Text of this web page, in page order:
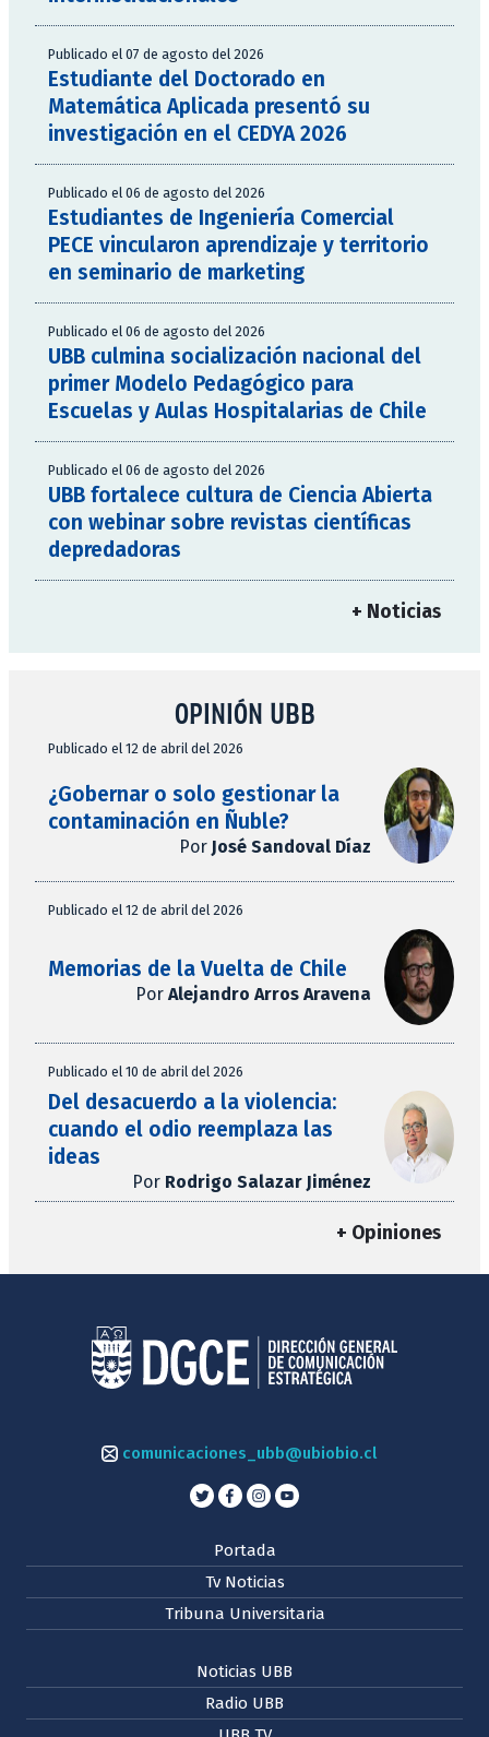
Publicado el 07 de agosto del 2026
Estudiante del Doctorado en
Matemática Aplicada presentó su
investigación en el CEDYA 2026
Publicado el 06 de agosto del 2026
Estudiantes de Ingeniería Comercial
PECE vincularon aprendizaje y territorio
en seminario de marketing
Publicado el 06 de agosto del 2026
UBB culmina socialización nacional del
primer Modelo Pedagógico para
Escuelas y Aulas Hospitalarias de Chile
Publicado el 06 de agosto del 2026
UBB fortalece cultura de Ciencia Abierta
con webinar sobre revistas científicas
depredadoras
+ Noticias
OPINIÓN UBB
Publicado el 12 de abril del 2026
¿Gobernar o solo gestionar la
contaminación en Ñuble?
Por José Sandoval Díaz
Publicado el 12 de abril del 2026
Memorias de la Vuelta de Chile
Por Alejandro Arros Aravena
Publicado el 10 de abril del 2026
Del desacuerdo a la violencia:
cuando el odio reemplaza las
ideas
Por Rodrigo Salazar Jiménez
+ Opiniones
comunicaciones_ubb@ubiobio.cl
Portada
Tv Noticias
Tribuna Universitaria
Noticias UBB
Radio UBB